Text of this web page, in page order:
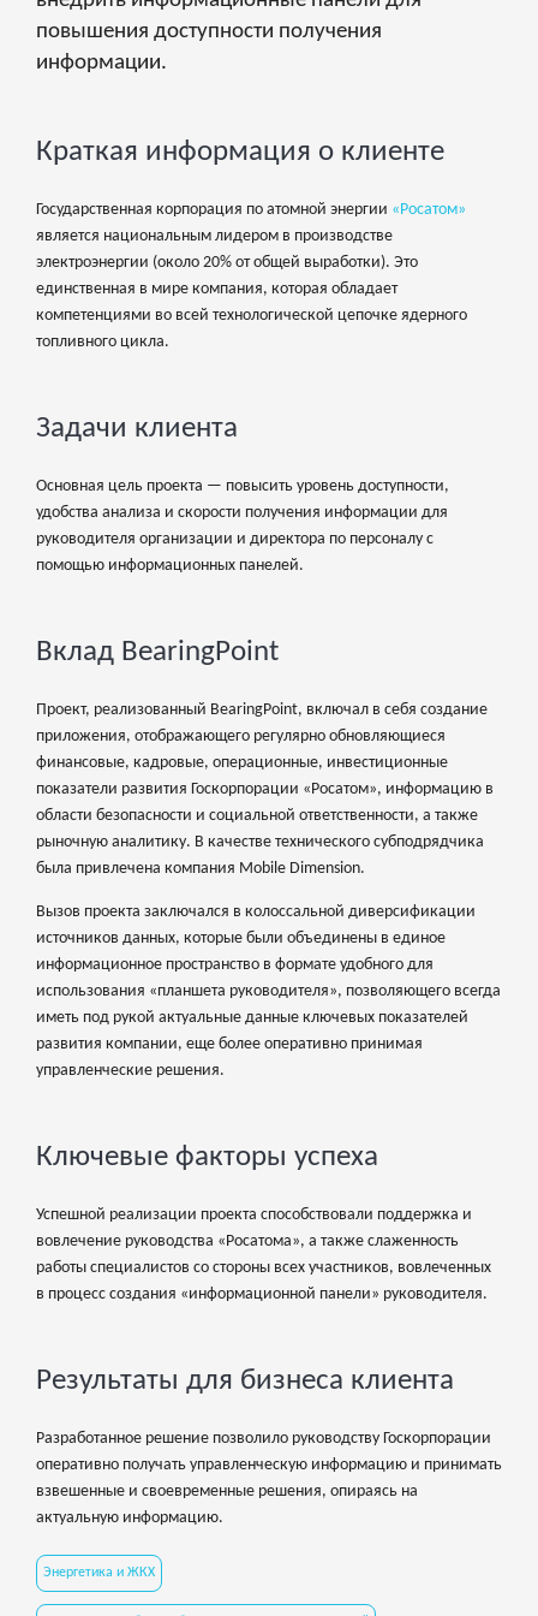
повышения доступности получения
информации.
Краткая информация о клиенте
Государственная корпорация по атомной энергии «Росатом»
является национальным лидером в производстве
электроэнергии (около 20% от общей выработки). Это
единственная в мире компания, которая обладает
компетенциями во всей технологической цепочке ядерного
топливного цикла.
Задачи клиента
Основная цель проекта — повысить уровень доступности,
удобства анализа и скорости получения информации для
руководителя организации и директора по персоналу с
помощью информационных панелей.
Вклад BearingPoint
Проект, реализованный BearingPoint, включал в себя создание
приложения, отображающего регулярно обновляющиеся
финансовые, кадровые, операционные, инвестиционные
показатели развития Госкорпорации «Росатом», информацию в
области безопасности и социальной ответственности, а также
рыночную аналитику. В качестве технического субподрядчика
была привлечена компания Mobile Dimension.
Вызов проекта заключался в колоссальной диверсификации
источников данных, которые были объединены в единое
информационное пространство в формате удобного для
использования «планшета руководителя», позволяющего всегда
иметь под рукой актуальные данные ключевых показателей
развития компании, еще более оперативно принимая
управленческие решения.
Ключевые факторы успеха
Успешной реализации проекта способствовали поддержка и
вовлечение руководства «Росатома», а также слаженность
работы специалистов со стороны всех участников, вовлеченных
в процесс создания «информационной панели» руководителя.
Результаты для бизнеса клиента
Разработанное решение позволило руководству Госкорпорации
оперативно получать управленческую информацию и принимать
взвешенные и своевременные решения, опираясь на
актуальную информацию.
Энергетика и ЖКХ